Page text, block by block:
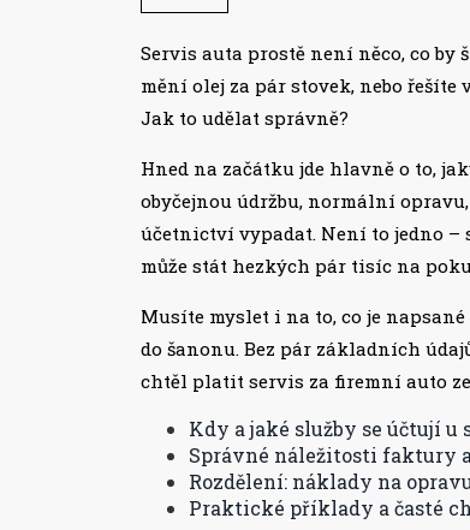
Servis auta prostě není něco, co
mění olej za pár stovek, nebo
Jak to udělat správně?
Hned na začátku jde hlavně o to,
obyčejnou údržbu, normální
účetnictví vypadat. Není to jedno –
může stát hezkých pár tisíc na
Musíte myslet i na to, co je
do šanonu. Bez pár základních
chtěl platit servis za firemní auto
Kdy a jaké služby se účtují u
Správné náležitosti faktury
Rozdělení: náklady na
Praktické příklady a časté